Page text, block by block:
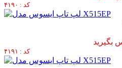
کد : ۴۱۹۰
بگیرید
کد : ۴۱۹۱